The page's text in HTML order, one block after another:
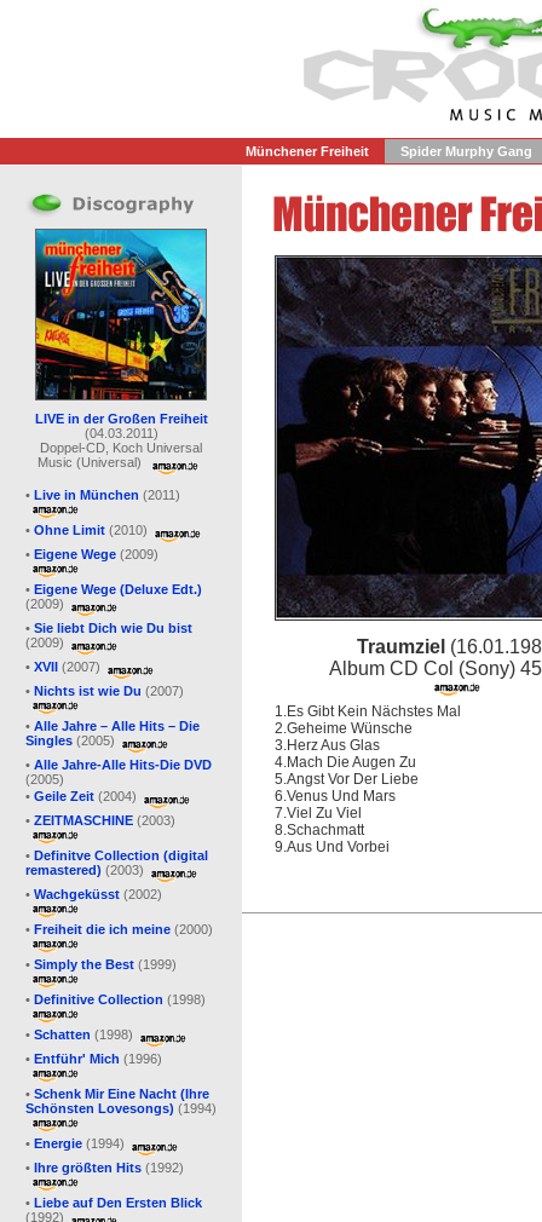
Münchener Freiheit Spider Murphy Gang
LIVE in der Großen Freiheit
(04.03.2011)
Doppel-CD, Koch Universal
Music (Universal)
• Live in München (2011)
• Ohne Limit (2010)
• Eigene Wege (2009)
• Eigene Wege (Deluxe Edt.)
(2009)
• Sie liebt Dich wie Du bist
(2009)
• XVII (2007)
• Nichts ist wie Du (2007)
• Alle Jahre – Alle Hits – Die
Singles (2005)
• Alle Jahre-Alle Hits-Die DVD
(2005)
• Geile Zeit (2004)
• ZEITMASCHINE (2003)
• Definitve Collection (digital
remastered) (2003)
• Wachgeküsst (2002)
• Freiheit die ich meine (2000)
• Simply the Best (1999)
• Definitive Collection (1998)
• Schatten (1998)
• Entführ' Mich (1996)
• Schenk Mir Eine Nacht (Ihre
Schönsten Lovesongs) (1994)
• Energie (1994)
• Ihre größten Hits (1992)
• Liebe auf Den Ersten Blick
(1992)
Traumziel
Album CD Col (Sony)
1.Es Gibt Kein Nächstes Mal
2.Geheime Wünsche
3.Herz Aus Glas
4.Mach Die Augen Zu
5.Angst Vor Der Liebe
6.Venus Und Mars
7.Viel Zu Viel
8.Schachmatt
9.Aus Und Vorbei